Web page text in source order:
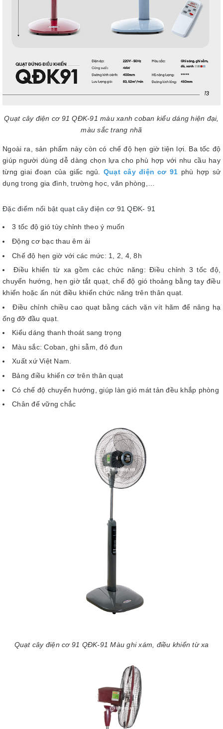
Quạt cây điện cơ 91 QĐK-91 màu xanh coban kiểu dáng hiện đại,
màu sắc trang nhã
Ngoài ra, sản phẩm này còn có chế độ hẹn giờ tiện lợi. Ba tốc độ
giúp người dùng dễ dàng chọn lựa cho phù hợp với nhu cầu hay
từng giai đoạn của giấc ngủ. Quạt cây điện cơ 91 phù hợp sử
dụng trong gia đình, trường học, văn phòng,…
Đặc điểm nổi bật quạt cây điện cơ 91 QĐK- 91
3 tốc độ gió tùy chỉnh theo ý muốn
Động cơ bạc thau êm ái
Chế độ hẹn giờ với các mức: 1, 2, 4, 8h
Điều khiển từ xa gồm các chức năng: Điều chỉnh 3 tốc độ,
chuyển hướng, hẹn giờ tắt quạt, chế độ gió thoảng bằng tay điều
khiển hoặc ấn nút điều khiển chức năng trên thân quạt.
Điều chỉnh chiều cao quạt bằng cách vặn vít hãm để nâng hạ
ống đỡ đầu quạt.
Kiểu dáng thanh thoát sang trọng
Màu sắc: Coban, ghi sẫm, đỏ đun
Xuất xứ Việt Nam.
Bảng điều khiển cơ trên thân quạt
Có chế độ chuyển hướng, giúp làn gió mát tản đều khắp phòng
Chân đế vững chắc
Quạt cây điện cơ 91 QĐK-91 Màu ghi xám, điều khiển từ xa